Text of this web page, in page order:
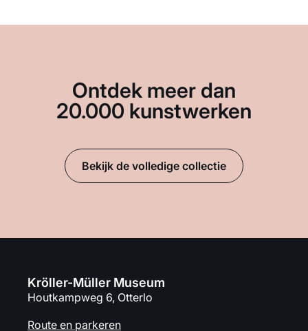
Ontdek meer dan
20.000 kunstwerken
Bekijk de volledige collectie
Kröller-Müller Museum
Houtkampweg 6, Otterlo
Route en parkeren